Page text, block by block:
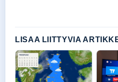
LISAA LIITTYVIA